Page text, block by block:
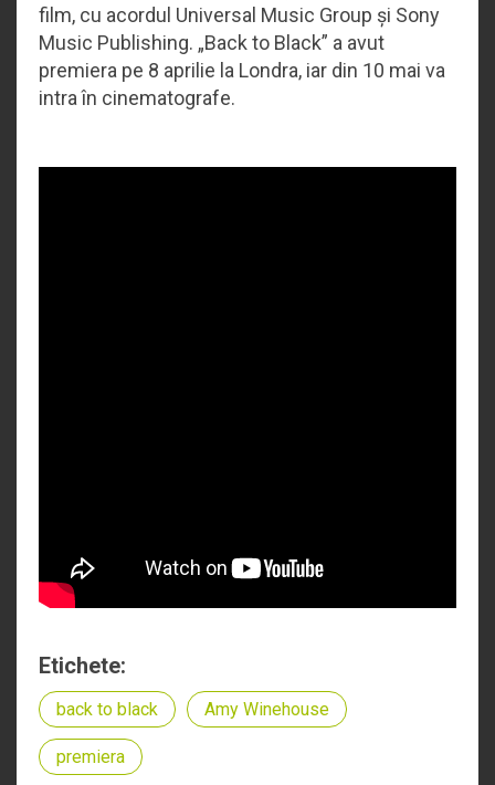
film, cu acordul Universal Music Group și Sony
Music Publishing. „Back to Black” a avut
premiera pe 8 aprilie la Londra, iar din 10 mai va
intra în cinematografe.
Etichete:
back to black Amy Winehouse
premiera